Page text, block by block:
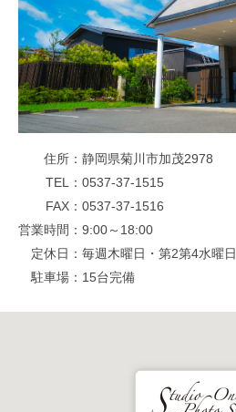
住所
静岡県菊川市加茂2978
TEL
0537-37-1515
FAX
0537-37-1516
営業時間
9:00～18:00
定休日
毎週木曜日・第2第4水曜日
駐車場
15台完備